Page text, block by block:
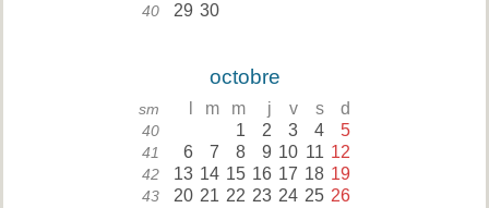
40 29 30
octobre
sm m m j v s d
40 1 2 3 4 5
41 6 7 8 9 10 11 12
42 13 14 15 16 17 18 19
43 20 21 22 23 24 25 26